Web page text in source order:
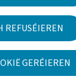
REFUSÉIEREN
GERÉIEREN